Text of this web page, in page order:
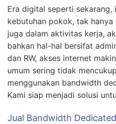
Era digital seperti sekarang,
kebutuhan pokok, tak
juga dalam aktivitas kerja,
bahkan hal-hal bersifat
dan RW, akses internet
umum sering tidak
menggunakan bandwidth
Kami siap menjadi solusi
Jual Bandwidth